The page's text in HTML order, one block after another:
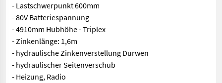
- Lastschwerpunkt 600mm
- 80V Batteriespannung
- 4910mm Hubhöhe - Triplex
- Zinkenlänge: 1,6m
- hydraulische Zinkenverstellung Durwen
- hydraulischer Seitenverschub
- Heizung, Radio